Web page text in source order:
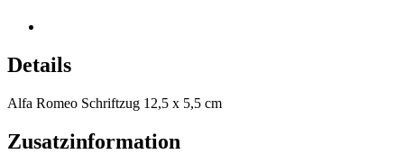
Details
Alfa Romeo Schriftzug 12,5 x 5,5 cm
Zusatzinformation